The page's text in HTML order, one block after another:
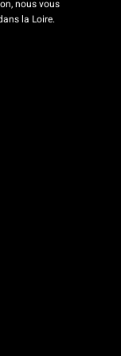
nous vous
la Loire.